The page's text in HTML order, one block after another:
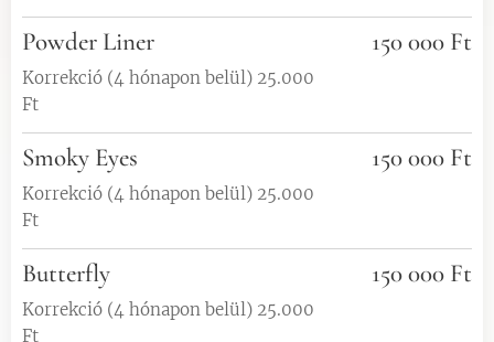
Powder Liner
Korrekció (4 hónapon belül) 25.000
Ft
150 000 Ft
Smoky Eyes
Korrekció (4 hónapon belül) 25.000
Ft
150 000 Ft
Butterfly
Korrekció (4 hónapon belül) 25.000
Ft
150 000 Ft